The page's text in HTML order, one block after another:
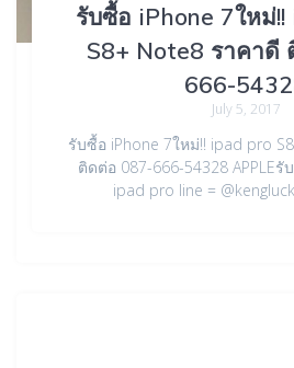
รับซื้อ iPhone 7ใหม่!!
S8+ Note8 ราคาดี
666-
July 5, 2017
รับซื้อ iPhone 7ใหม่!! ipad pro
ติดต่อ 087-666-54328 APPLEรั
ipad pro line =